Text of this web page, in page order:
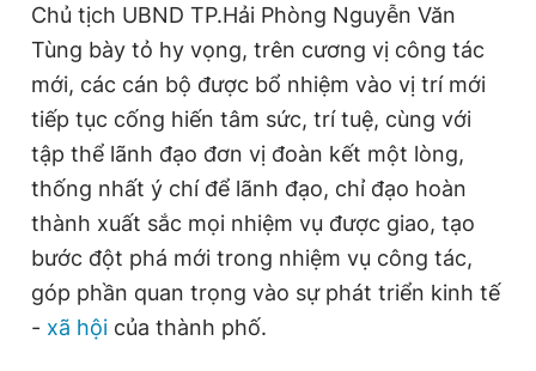
Chủ tịch UBND TP.Hải Phòng Nguyễn Văn
Tùng bày tỏ hy vọng, trên cương vị công tác
mới, các cán bộ được bổ nhiệm vào vị trí mới
tiếp tục cống hiến tâm sức, trí tuệ, cùng với
tập thể lãnh đạo đơn vị đoàn kết một lòng,
thống nhất ý chí để lãnh đạo, chỉ đạo hoàn
thành xuất sắc mọi nhiệm vụ được giao, tạo
bước đột phá mới trong nhiệm vụ công tác,
góp phần quan trọng vào sự phát triển kinh tế
- xã hội của thành phố.